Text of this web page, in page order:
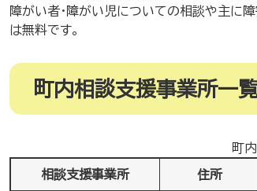
障がい者・障がい児についての相談や主に
は無料です。
町内相談支援事業所一
町
相談支援事業所 住所